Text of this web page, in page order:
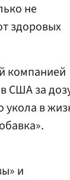
не
здоровых
компанией
США за
укола в
и